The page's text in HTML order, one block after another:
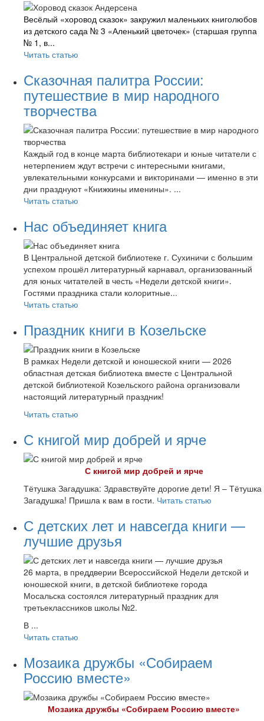
Весёлый «хоровод сказок» закружил маленьких книголюбов
из детского сада № 3 «Аленький цветочек» (старшая группа
№ 1, в...
Читать статью
Сказочная палитра России:
путешествие в мир народного
творчества
Каждый год в конце марта библиотекари и юные читатели с
нетерпением ждут встречи с интересными книгами,
увлекательными конкурсами и викторинами — именно в эти
дни празднуют «Книжкины именины». ...
Читать статью
Нас объединяет книга
В Центральной детской библиотеке г. Сухиничи с большим
успехом прошёл литературный карнавал, организованный
для юных читателей в честь «Недели детской книги».
Гостями праздника стали колоритные...
Читать статью
Праздник книги в Козельске
В рамках Недели детской и юношеской книги — 2026
областная детская библиотека вместе с Центральной
детской библиотекой Козельского района организовали
настоящий литературный праздник!
Читать статью
С книгой мир добрей и ярче
С книгой мир добрей и ярче
Тётушка Загадушка: Здравствуйте дорогие дети! Я – Тётушка
Загадушка! Пришла к вам в гости. Читать статью
С детских лет и навсегда книги —
лучшие друзья
26 марта, в преддверии Всероссийской Недели детской и
юношеской книги, в детской библиотеке города
Мосальска состоялся литературный праздник для
третьеклассников школы №2.
В ...
Читать статью
Мозаика дружбы «Собираем
Россию вместе»
Мозаика дружбы «Собираем Россию вместе»